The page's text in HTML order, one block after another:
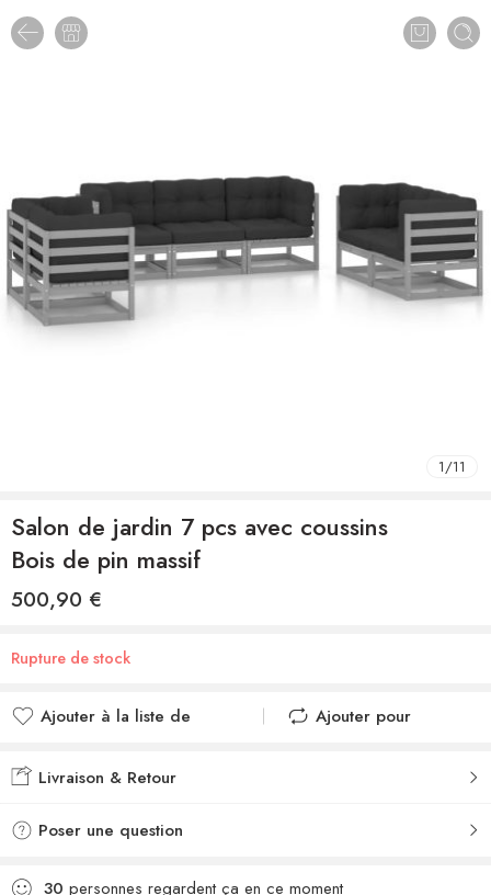
1/11
Salon de jardin 7 pcs avec coussins
Bois de pin massif
500,90 €
Rupture de stock
Ajouter à la liste de
Ajouté à la liste de
Ajouter pour
Livraison & Retour
Poser une question
30 personnes regardent ça en ce moment